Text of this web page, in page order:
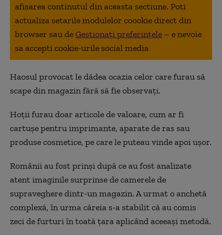
afisarea continutul din aceasta sectiune. Poti
actualiza setarile modulelor coookie direct din
browser sau deGestionați preferințele – e nevoie
sa accepti cookie-urile social media
Haosul provocat le dădea ocazia celor care furau să
scape din magazin fără să fie observați.
Hoții furau doar articole de valoare, cum ar fi
cartușe pentru imprimante, aparate de ras sau
produse cosmetice, pe care le puteau vinde apoi ușor.
Românii au fost prinși după ce au fost analizate
atent imaginile surprinse de camerele de
supraveghere dintr-un magazin. A urmat o anchetă
complexă, în urma căreia s-a stabilit că au comis
zeci de furturi în toată țara aplicând aceeași metodă.